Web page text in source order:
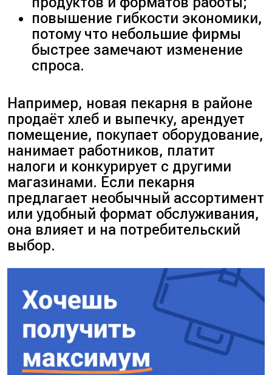
повышение гибкости экономики,
потому что небольшие фирмы
быстрее замечают изменение
спроса.
Например, новая пекарня в районе
продаёт хлеб и выпечку, арендует
помещение, покупает оборудование,
нанимает работников, платит
налоги и конкурирует с другими
магазинами. Если пекарня
предлагает необычный ассортимент
или удобный формат обслуживания,
она влияет и на потребительский
выбор.